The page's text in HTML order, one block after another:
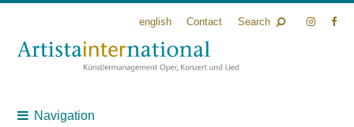
english Contact Search
Navigation